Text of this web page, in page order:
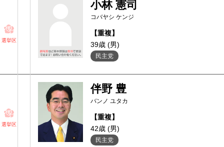
選挙区
小林 憲司
コバヤシ ケンジ
【重複】
39歳 (男)
民主党
選挙区
伴野 豊
バンノ ユタカ
【重複】
42歳 (男)
民主党